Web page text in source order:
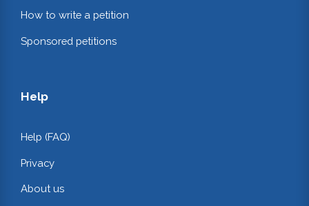
How to write a petition
Sponsored petitions
Help
Help (FAQ)
Privacy
About us